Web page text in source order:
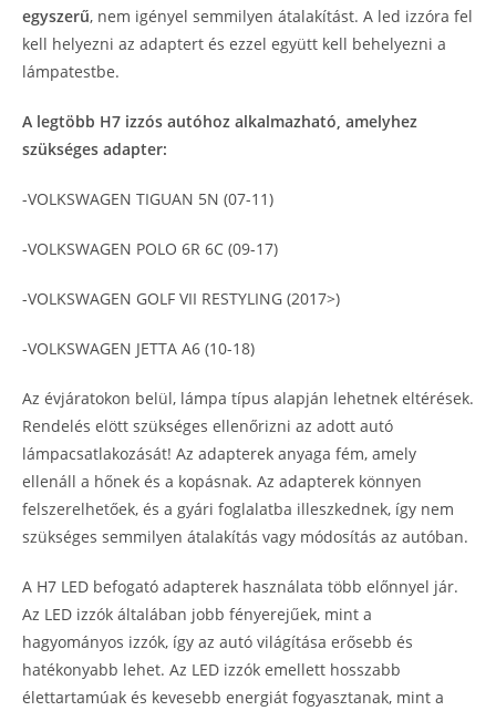
egyszerű, nem igényel semmilyen átalakítást. A led izzóra fel
kell helyezni az adaptert és ezzel együtt kell behelyezni a
lámpatestbe.
A legtöbb H7 izzós autóhoz alkalmazható, amelyhez
szükséges adapter:
-VOLKSWAGEN TIGUAN 5N (07-11)
-VOLKSWAGEN POLO 6R 6C (09-17)
-VOLKSWAGEN GOLF VII RESTYLING (2017>)
-VOLKSWAGEN JETTA A6 (10-18)
Az évjáratokon belül, lámpa típus alapján lehetnek eltérések.
Rendelés elött szükséges ellenőrizni az adott autó
lámpacsatlakozását! Az adapterek anyaga fém, amely
ellenáll a hőnek és a kopásnak. Az adapterek könnyen
felszerelhetőek, és a gyári foglalatba illeszkednek, így nem
szükséges semmilyen átalakítás vagy módosítás az autóban.
A H7 LED befogató adapterek használata több előnnyel jár.
Az LED izzók általában jobb fényerejűek, mint a
hagyományos izzók, így az autó világítása erősebb és
hatékonyabb lehet. Az LED izzók emellett hosszabb
élettartamúak és kevesebb energiát fogyasztanak, mint a